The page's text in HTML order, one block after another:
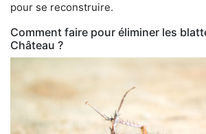
pour se reconstruire.
Comment faire pour éliminer les
Château ?